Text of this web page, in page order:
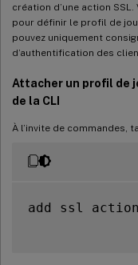
création d’une action
pour définir le profil de
pouvez uniquement
d’authentification des
Attacher un profil de
de la CLI
À l’invite de commandes,
add ssl